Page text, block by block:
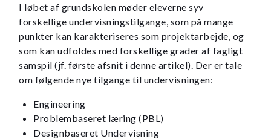
I løbet af grundskolen møder eleverne syv
forskellige undervisningstilgange, som på mange
punkter kan karakteriseres som projektarbejde, og
som kan udfoldes med forskellige grader af fagligt
samspil (jf. første afsnit i denne artikel). Der er tale
om følgende nye tilgange til undervisningen:
Engineering
Problembaseret læring (PBL)
Designbaseret Undervisning